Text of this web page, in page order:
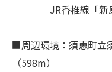
JR香椎線「新原
■周辺環境：須恵町
（598m）